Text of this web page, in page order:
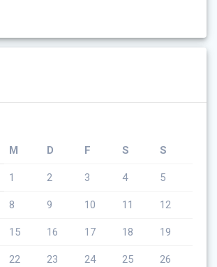
M D F S S
1 2 3 4 5
8 9 10 11 12
15 16 17 18 19
22 23 24 25 26